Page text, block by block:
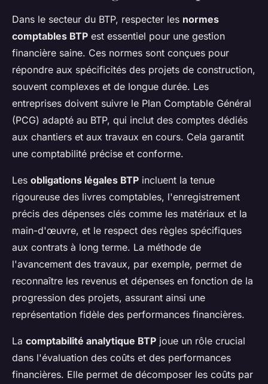
Dans le secteur du BTP, respecter les normes
comptables BTP est essentiel pour une gestion
financière saine. Ces normes sont conçues pour
répondre aux spécificités des projets de construction,
souvent complexes et de longue durée. Les
entreprises doivent suivre le Plan Comptable Général
(PCG) adapté au BTP, qui inclut des comptes dédiés
aux chantiers et aux travaux en cours. Cela garantit
une comptabilité précise et conforme.
Les obligations légales BTP incluent la tenue
rigoureuse des livres comptables, l'enregistrement
précis des dépenses clés comme les matériaux et la
main-d'œuvre, et le respect des règles spécifiques
aux contrats à long terme. La méthode de
l'avancement des travaux, par exemple, permet de
reconnaître les revenus et dépenses en fonction de la
progression des projets, assurant ainsi une
représentation fidèle des performances financières.
La comptabilité analytique BTP joue un rôle crucial
dans l'évaluation des coûts et des performances
financières. Elle permet de décomposer les coûts par